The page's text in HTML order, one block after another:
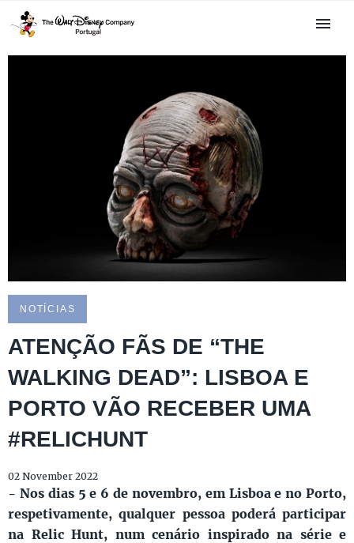
NOTÍCIAS
ATENÇÃO FÃS DE “THE
WALKING DEAD”: LISBOA E
PORTO VÃO RECEBER UMA
#RELICHUNT
02 November 2022
- Nos dias 5 e 6 de novembro, em Lisboa e no Porto,
respetivamente, qualquer pessoa poderá participar
na Relic Hunt, num cenário inspirado na série e